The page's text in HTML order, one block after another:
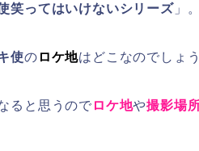
笑ってはいけないシリーズ」。
使の ロケ地はどこなのでしょ
ると思うので ロケ地や撮影場